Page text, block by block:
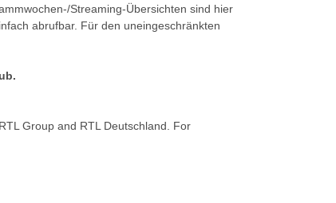
Streaming-Übersichten sind hier
abrufbar. Für den uneingeschränkten
Group and RTL Deutschland. For